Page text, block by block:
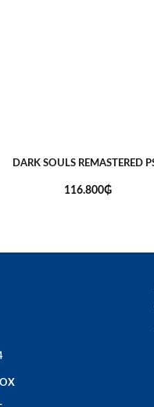
DARK SOULS REMASTERED
116.800₲